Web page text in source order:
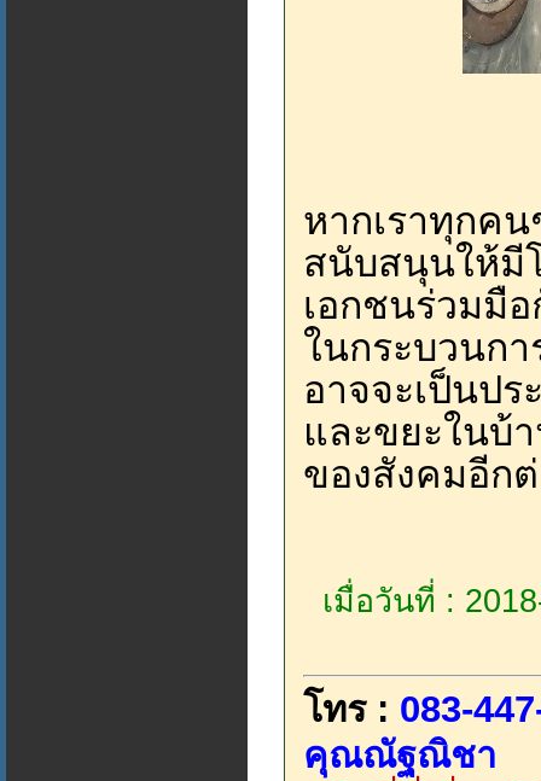
หากเราทุกค
สนับสนุนให้มี
เอกชนร่วมมื
ในกระบวนกา
อาจจะเป็นป
และขยะในบ้
ของสังคมอีก
เมื่อวันที่ :
โทร : 083-
คุณณัฐณิชา